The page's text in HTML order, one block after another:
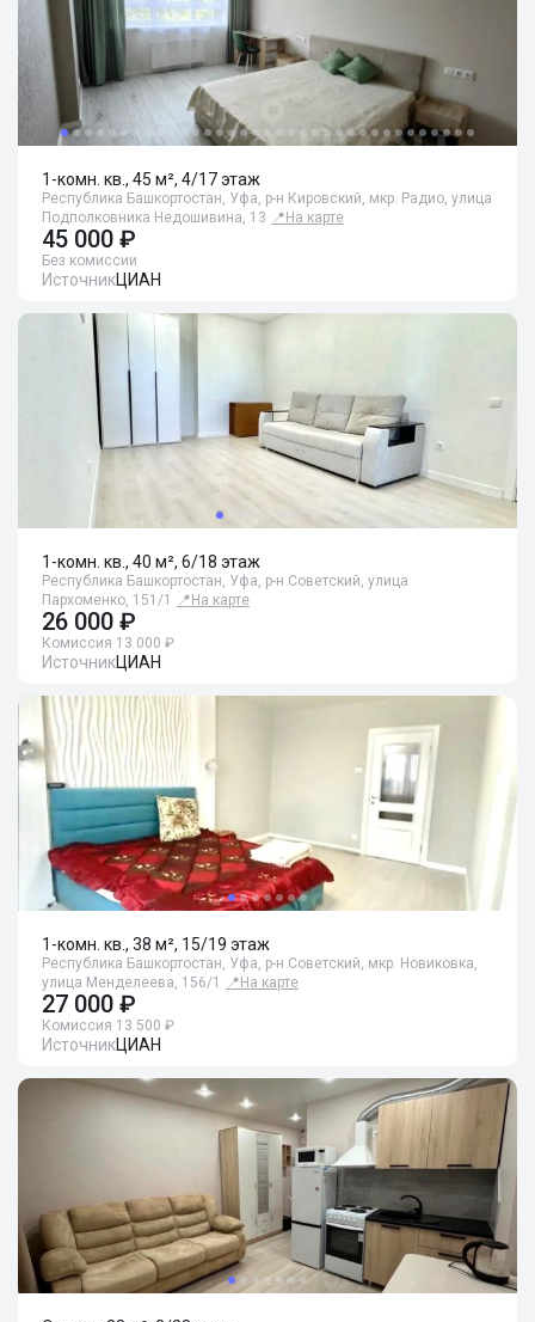
1-комн. кв., 45 м², 4/17 этаж
Республика Башкортостан, Уфа, р-н Кировский, мкр. Радио, улица
Подполковника Недошивина, 13 📍 На карте
45 000 ₽
Без комиссии
ИсточникЦИАН
1-комн. кв., 40 м², 6/18 этаж
Республика Башкортостан, Уфа, р-н Советский, улица
Пархоменко, 151/1
📍 На карте
26 000 ₽
Комиссия 13 000 ₽
ИсточникЦИАН
1-комн. кв., 38 м², 15/19 этаж
Республика Башкортостан, Уфа, р-н Советский, мкр. Новиковка,
улица Менделеева, 156/1
📍 На карте
27 000 ₽
Комиссия 13 500 ₽
ИсточникЦИАН